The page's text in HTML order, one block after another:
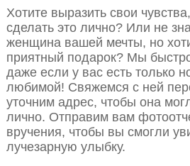
Хотите выразить свои
сделать это лично? Или не
женщина вашей мечты, но
приятный подарок? Мы
даже если у вас есть только
любимой! Свяжемся с ней
уточним адрес, чтобы она
лично. Отправим вам
вручения, чтобы вы смогли
лучезарную улыбку.